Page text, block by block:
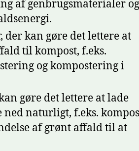
af genbrugsmaterialer og
der kan gøre det lettere at
til kompost, f.eks.
og kompostering i
gøre det lettere at lade
naturligt, f.eks.
af grønt affald til at